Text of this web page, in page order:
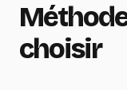
choisir